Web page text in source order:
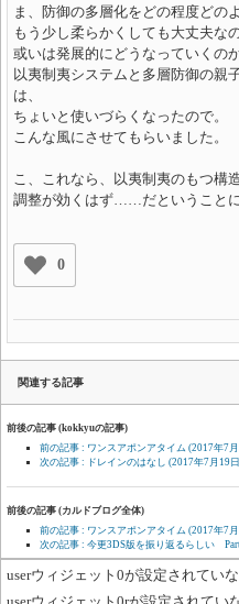
ま、防御の多層化をどの程度どの
もう少し柔らかくしても大丈夫な
或いは発展的にどうなっていくの
以夷制夷システムと多層防御の親
は、
ちょいと使いづらくなったので。
こんな風にさせてもらいました。
こ、これなら、以夷制夷のもつ構
調整が効くはず……だということ
0
関連する記事
前後の記事 (kokkyuの記事)
前の記事 : ワンスアポンアタイム (2017年7
次の記事 : ドレインのはなし (2017年7月19
前後の記事 (カルドブログ全体)
前の記事 : ワンスアポンアタイム (2017年7
次の記事 : 今更3DS版を振り返るらしい
userウィジェット0が設定されてい